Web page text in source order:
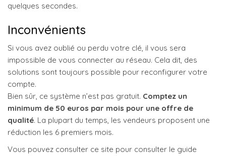
quelques secondes.
Inconvénients
Si vous avez oublié ou perdu votre clé, il vous sera
impossible de vous connecter au réseau. Cela dit, des
solutions sont toujours possible pour reconfigurer votre
compte.
Bien sûr, ce système n’est pas gratuit. Comptez un
minimum de 50 euros par mois pour une offre de
qualité. La plupart du temps, les vendeurs proposent une
réduction les 6 premiers mois.
Vous pouvez consulter ce site pour consulter le guide